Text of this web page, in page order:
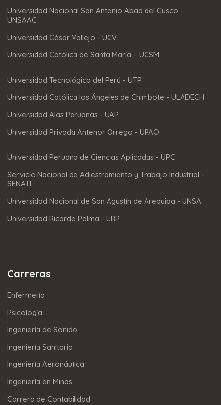
Universidad Nacional San Antonio Abad del Cusco -
UNSAAC
Universidad César Vallejo - UCV
Universidad Católica de Santa María – UCSM
Universidad Tecnológica del Perú - UTP
Universidad Católica los Ángeles de Chimbote - ULADECH
Universidad Alas Peruanas - UAP
Universidad Privada Antenor Orrego - UPAO
Universidad Peruana de Ciencias Aplicadas - UPC
Servicio Nacional de Adiestramiento y Trabajo Industrial -
SENATI
Universidad Nacional de San Agustín de Arequipa - UNSA
Universidad Ricardo Palma - URP
Carreras
Enfermería
Psicología
Ingeniería de Sonido
Ingeniería Sanitaria
Ingeniería Aeronáutica
Ingeniería en Minas
Carrera de Contabilidad